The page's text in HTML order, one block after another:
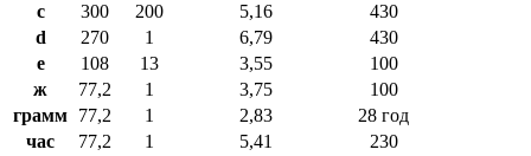
c
300 200 5,16
430
d
270 1 6,79
430
е
108 13 3,55
100
ж
77,2 1 3,75
100
грамм 77,2 1 2,83
28 год
час
77,2 1 5,41 230